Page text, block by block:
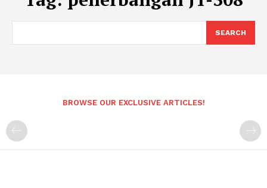
SEARCH
BROWSE OUR EXCLUSIVE ARTICLES!